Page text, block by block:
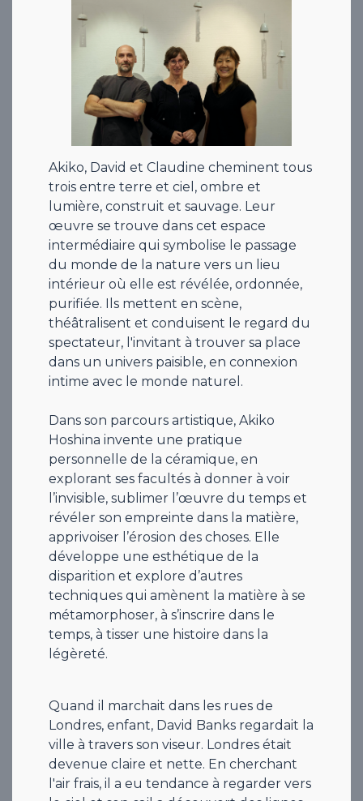
Akiko, David et Claudine cheminent tous
trois entre terre et ciel, ombre et
lumière, construit et sauvage. Leur
œuvre se trouve dans cet espace
intermédiaire qui symbolise le passage
du monde de la nature vers un lieu
intérieur où elle est révélée, ordonnée,
purifiée. Ils mettent en scène,
théâtralisent et conduisent le regard du
spectateur, l'invitant à trouver sa place
dans un univers paisible, en connexion
intime avec le monde naturel.
Dans son parcours artistique, Akiko
Hoshina invente une pratique
personnelle de la céramique, en
explorant ses facultés à donner à voir
l’invisible, sublimer l’œuvre du temps et
révéler son empreinte dans la matière,
apprivoiser l’érosion des choses. Elle
développe une esthétique de la
disparition et explore d’autres
techniques qui amènent la matière à se
métamorphoser, à s’inscrire dans le
temps, à tisser une histoire dans la
légèreté.
Quand il marchait dans les rues de
Londres, enfant, David Banks regardait la
ville à travers son viseur. Londres était
devenue claire et nette. En cherchant
l'air frais, il a eu tendance à regarder vers